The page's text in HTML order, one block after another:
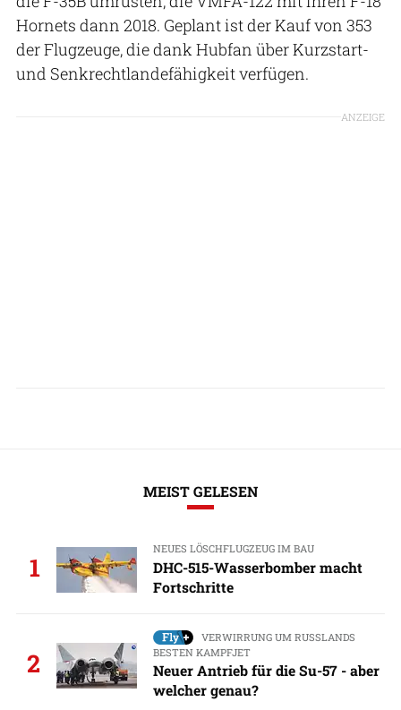
Hornets dann 2018. Geplant ist der Kauf von 353
der Flugzeuge, die dank Hubfan über Kurzstart-
und Senkrechtlandefähigkeit verfügen.
ANZEIGE
MEIST GELESEN
1
NEUES LÖSCHFLUGZEUG IM BAU
DHC-515-Wasserbomber macht
Fortschritte
2
VERWIRRUNG UM RUSSLANDS
BESTEN KAMPFJET
Neuer Antrieb für die Su-57 - aber
welcher genau?